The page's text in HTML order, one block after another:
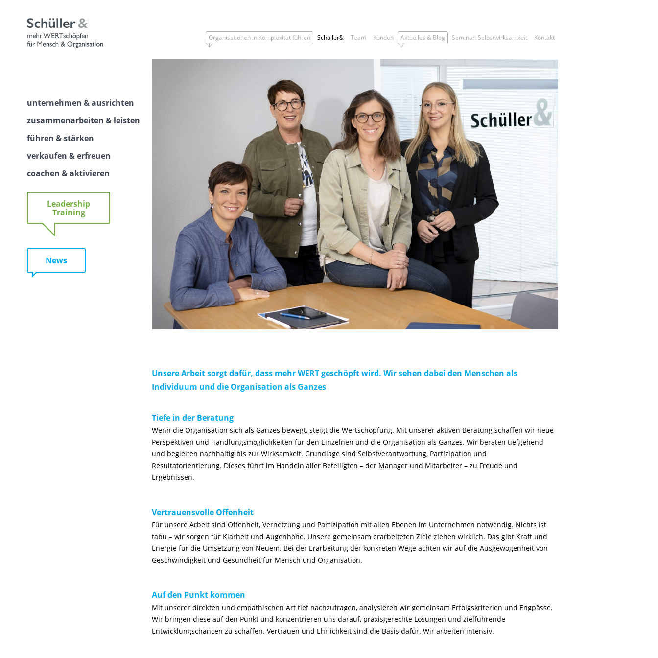
content
Organisationen in Komplexität führen Schüller& Team Kunden Aktuelles & Blog Seminar: Selbstwirksamkeit Kontakt
unternehmen & ausrichten
zusammenarbeiten & leisten
führen & stärken
verkaufen & erfreuen
coachen & aktivieren
Leadership
Training
News
Unsere Arbeit sorgt dafür, dass mehr WERT geschöpft wird. Wir sehen dabei den Menschen als
Individuum und die Organisation als Ganzes
Tiefe in der Beratung
Wenn die Organisation sich als Ganzes bewegt, steigt die Wertschöpfung. Mit unserer aktiven Beratung schaffen wir neue
Perspektiven und Handlungsmöglichkeiten für den Einzelnen und die Organisation als Ganzes. Wir beraten tiefgehend
und begleiten nachhaltig bis zur Wirksamkeit. Grundlage sind Selbstverantwortung, Partizipation und
Resultatorientierung. Dieses führt im Handeln aller Beteiligten – der Manager und Mitarbeiter – zu Freude und
Ergebnissen.
Vertrauensvolle Offenheit
Für unsere Arbeit sind Offenheit, Vernetzung und Partizipation mit allen Ebenen im Unternehmen notwendig. Nichts ist
tabu – wir sorgen für Klarheit und Augenhöhe. Unsere gemeinsam erarbeiteten Ziele ziehen wirklich. Das gibt Kraft und
Energie für die Umsetzung von Neuem. Bei der Erarbeitung der konkreten Wege achten wir auf die Ausgewogenheit von
Geschwindigkeit und Gesundheit für Mensch und Organisation.
Auf den Punkt kommen
Mit unserer direkten und empathischen Art tief nachzufragen, analysieren wir gemeinsam Erfolgskriterien und Engpässe.
Wir bringen diese auf den Punkt und konzentrieren uns darauf, praxisgerechte Lösungen und zielführende
Entwicklungschancen zu schaffen. Vertrauen und Ehrlichkeit sind die Basis dafür. Wir arbeiten intensiv.